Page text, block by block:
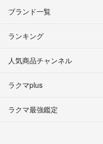
ブランド一覧
ランキング
人気商品チャンネル
ラクマplus
ラクマ最強鑑定